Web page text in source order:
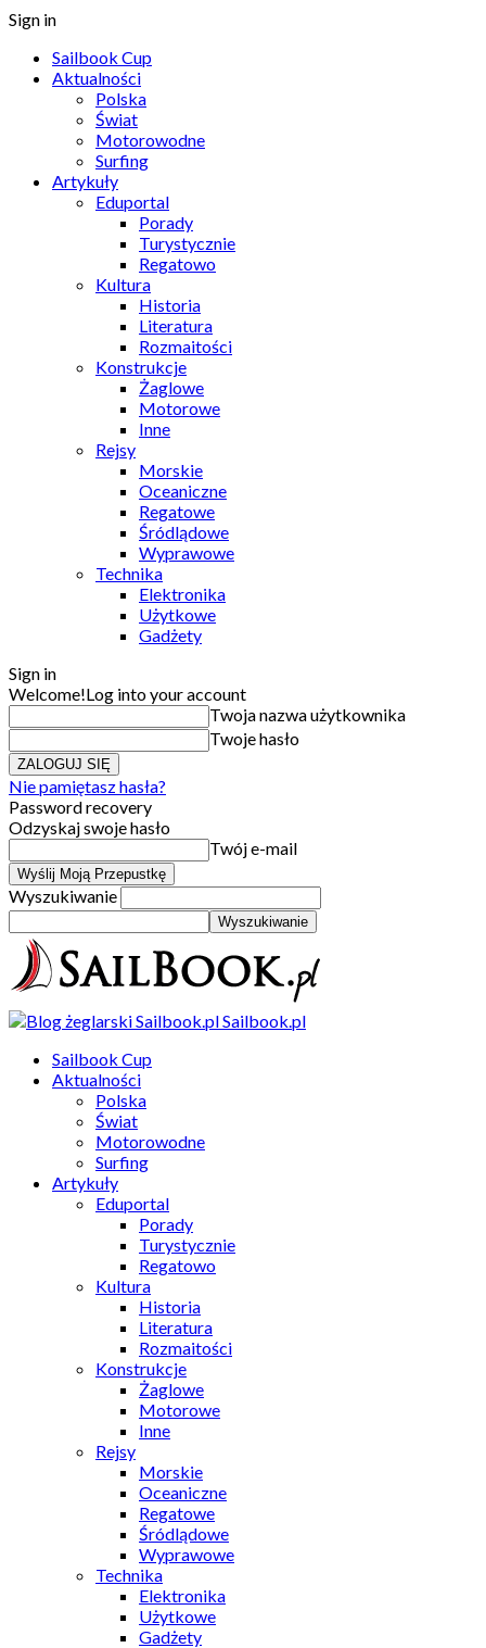
Sign in
Sailbook Cup
Aktualności
Polska
Świat
Motorowodne
Surfing
Artykuły
Eduportal
Porady
Turystycznie
Regatowo
Kultura
Historia
Literatura
Rozmaitości
Konstrukcje
Żaglowe
Motorowe
Inne
Rejsy
Morskie
Oceaniczne
Regatowe
Śródlądowe
Wyprawowe
Technika
Elektronika
Użytkowe
Gadżety
Sign in
Welcome!Log into your account
Twoja nazwa użytkownika
Twoje hasło
Nie pamiętasz hasła?
Password recovery
Odzyskaj swoje hasło
Twój e-mail
Wyszukiwanie
Sailbook.pl
Sailbook Cup
Aktualności
Polska
Świat
Motorowodne
Surfing
Artykuły
Eduportal
Porady
Turystycznie
Regatowo
Kultura
Historia
Literatura
Rozmaitości
Konstrukcje
Żaglowe
Motorowe
Inne
Rejsy
Morskie
Oceaniczne
Regatowe
Śródlądowe
Wyprawowe
Technika
Elektronika
Użytkowe
Gadżety